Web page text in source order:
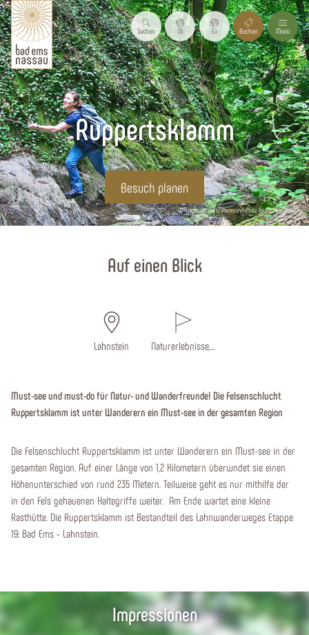
Suchen Nl En Buchen Menü
© Holger Bernert/ Rheinland-Pfalz Tourismus GmbH
Ruppertsklamm
Besuch planen
Auf einen Blick
Lahnstein Naturerlebnisse,…
Must-see und must-do für Natur- und Wanderfreunde! Die Felsenschlucht
Ruppertsklamm ist unter Wanderern ein Must-see in der gesamten Region
Die Felsenschlucht Ruppertsklamm ist unter Wanderern ein Must-see in der
gesamten Region. Auf einer Länge von 1,2 Kilometern überwndet sie einen
Höhenunterschied von rund 235 Metern. Teilweise geht es nur mithilfe der
in den Fels gehauenen Haltegriffe weiter. Am Ende wartet eine kleine
Rasthütte. Die Ruppertsklamm ist Bestandteil des Lahnwanderweges Etappe
19: Bad Ems - Lahnstein.
Impressionen